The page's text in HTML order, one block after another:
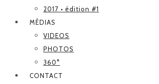
2017 • édition #1
MÉDIAS
VIDEOS
PHOTOS
360°
CONTACT